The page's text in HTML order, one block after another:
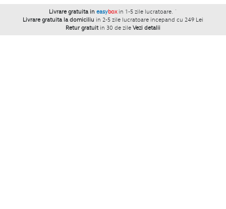
Livrare gratuita in easybox in 1-5 zile lucratoare. `
Livrare gratuita la domiciliu in 2-5 zile lucratoare incepand cu 249 Lei
Retur gratuit in 30 de zile Vezi detalii